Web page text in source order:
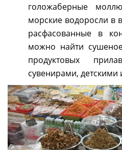
голожаберные
морские водоросли в
расфасованные в
можно найти
продуктовых
сувенирами, детскими